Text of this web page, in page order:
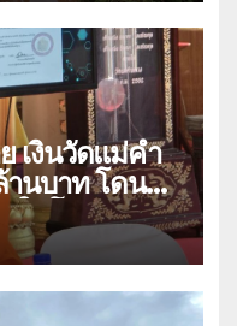
เงินวัดแม่คำ
านบาท โดน
ให้โอนข้ามปีก